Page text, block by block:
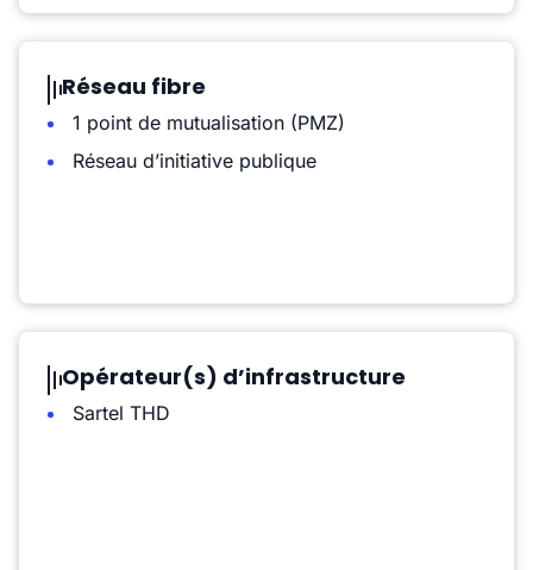
Réseau fibre
1 point de mutualisation (PMZ)
Réseau d’initiative publique
Opérateur(s) d’infrastructure
Sartel THD